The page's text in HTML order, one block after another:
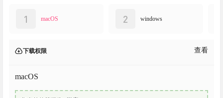
macOS
1 windows
2
下载权限 查看
macOS